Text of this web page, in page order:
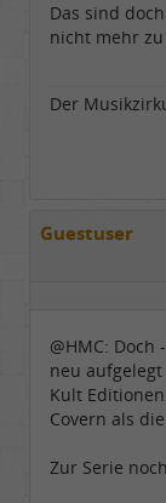
Das sind
nicht mehr
Der
Guestuser
@HMC:
neu
Kult
Covern als
Zur Serie